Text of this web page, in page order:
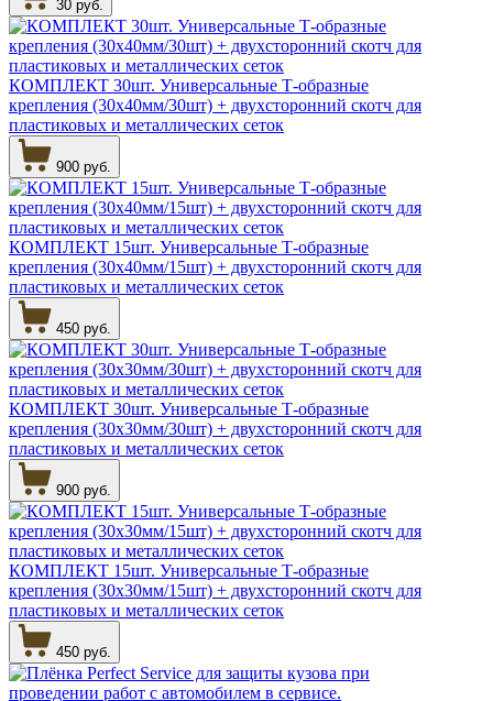
30 руб.
КОМПЛЕКТ 30шт. Универсальные Т-образные
крепления (30х40мм/30шт) + двухсторонний скотч для
пластиковых и металлических сеток
900 руб.
КОМПЛЕКТ 15шт. Универсальные Т-образные
крепления (30х40мм/15шт) + двухсторонний скотч для
пластиковых и металлических сеток
450 руб.
КОМПЛЕКТ 30шт. Универсальные Т-образные
крепления (30х30мм/30шт) + двухсторонний скотч для
пластиковых и металлических сеток
900 руб.
КОМПЛЕКТ 15шт. Универсальные Т-образные
крепления (30х30мм/15шт) + двухсторонний скотч для
пластиковых и металлических сеток
450 руб.